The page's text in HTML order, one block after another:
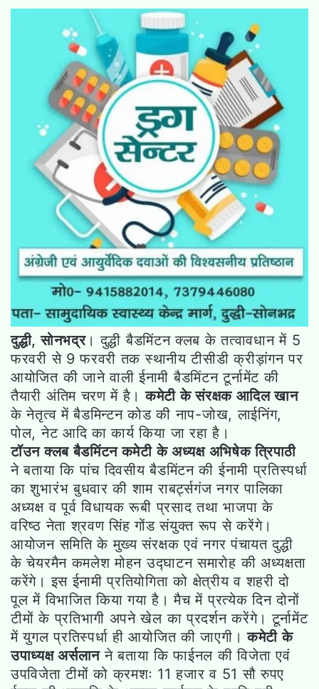
दुद्धी, सोनभद्र। दुद्धी बैडमिंटन क्लब के तत्वावधान में 5
फरवरी से 9 फरवरी तक स्थानीय टीसीडी क्रीड़ांगन पर
आयोजित की जाने वाली ईनामी बैडमिंटन टूर्नामेंट की
तैयारी अंतिम चरण में है।कमेटी के संरक्षक आदिल खान
के नेतृत्व में बैडमिन्टन कोड की नाप-जोख, लाईनिंग,
पोल, नेट आदि का कार्य किया जा रहा है।
टॉउन क्लब बैडमिंटन कमेटी के अध्यक्ष अभिषेक त्रिपाठी
ने बताया कि पांच दिवसीय बैडमिंटन की ईनामी प्रतिस्पर्धा
का शुभारंभ बुधवार की शाम राबर्ट्सगंज नगर पालिका
अध्यक्ष व पूर्व विधायक रूबी प्रसाद तथा भाजपा के
वरिष्ठ नेता श्रवण सिंह गोंड संयुक्त रूप से करेंगे।
आयोजन समिति के मुख्य संरक्षक एवं नगर पंचायत दुद्धी
के चेयरमैन कमलेश मोहन उद्घाटन समारोह की अध्यक्षता
करेंगे। इस ईनामी प्रतियोगिता को क्षेत्रीय व शहरी दो
पूल में विभाजित किया गया है। मैच में प्रत्येक दिन दोनों
टीमों के प्रतिभागी अपने खेल का प्रदर्शन करेंगे। टूर्नामेंट
में युगल प्रतिस्पर्धा ही आयोजित की जाएगी।कमेटी के
उपाध्यक्ष अर्सलानने बताया कि फाईनल की विजेता एवं
उपविजेता टीमों को क्रमशः 11 हजार व 51 सौ रुपए